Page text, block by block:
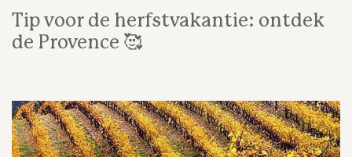
Tip voor de herfstvakantie: ontdek
de Provence 🥰